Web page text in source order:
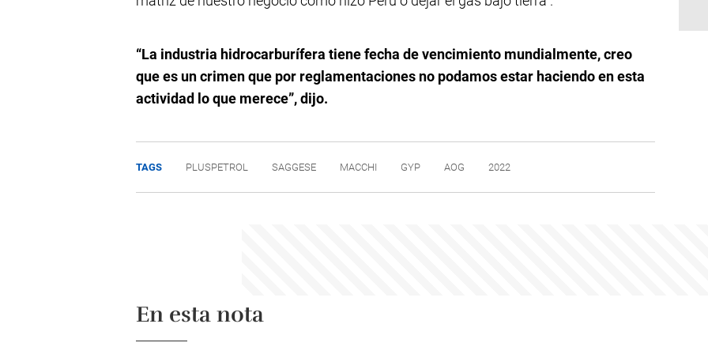
“La industria hidrocarburífera tiene fecha de vencimiento mundialmente, creo
que es un crimen que por reglamentaciones no podamos estar haciendo en esta
actividad lo que merece”, dijo.
TAGS PLUSPETROL SAGGESE MACCHI GYP AOG 2022
En esta nota